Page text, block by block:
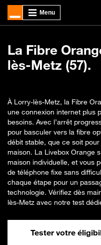
La Fibre
lès-Metz (57).
À Lorry-lès-Metz, la Fibre
une connexion internet plus
besoins. Avec l’arrêt
pour basculer vers la fibre
débit stable, que ce soit
maison. La Livebox Orange
maison individuelle, et vous
de téléphone fixe sans
chaque étape pour un
technologie. Vérifiez dès
lès-Metz avec notre test
Tester votre